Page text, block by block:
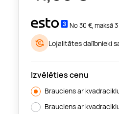
No 30 €, maksā
Lojalitātes dalībnieki
Izvēlēties cenu
Brauciens ar
Brauciens ar